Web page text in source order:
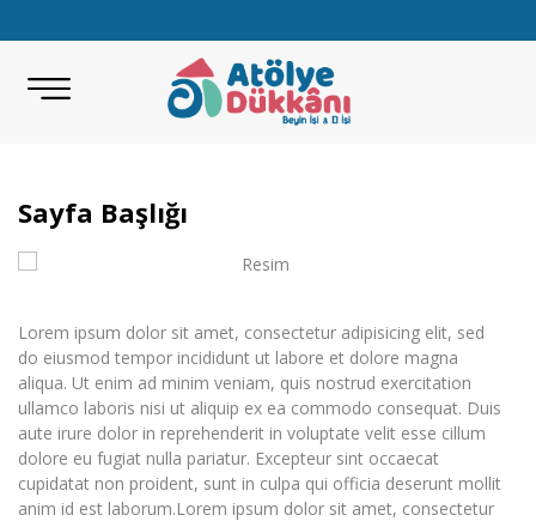
Sayfa Başlığı
Lorem ipsum dolor sit amet, consectetur adipisicing elit, sed
do eiusmod tempor incididunt ut labore et dolore magna
aliqua. Ut enim ad minim veniam, quis nostrud exercitation
ullamco laboris nisi ut aliquip ex ea commodo consequat. Duis
aute irure dolor in reprehenderit in voluptate velit esse cillum
dolore eu fugiat nulla pariatur. Excepteur sint occaecat
cupidatat non proident, sunt in culpa qui officia deserunt mollit
anim id est laborum.Lorem ipsum dolor sit amet, consectetur